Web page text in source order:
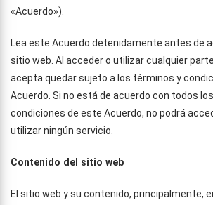
«Acuerdo»).
Lea este Acuerdo detenidamente antes de
sitio web. Al acceder o utilizar cualquier
acepta quedar sujeto a los términos y
Acuerdo. Si no está de acuerdo con todos
condiciones de este Acuerdo, no podrá
utilizar ningún servicio.
Contenido del sitio web
El sitio web y su contenido, principalmente,